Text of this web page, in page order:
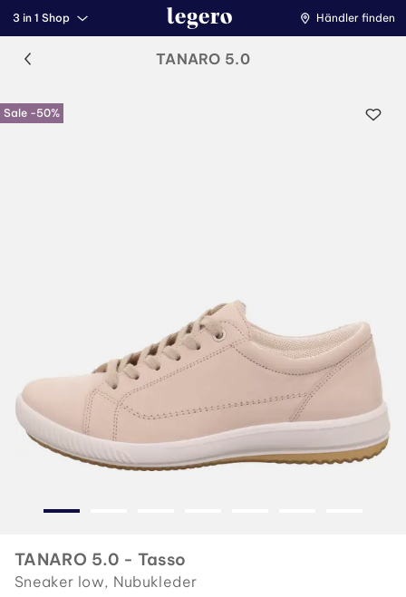
3 in 1 Shop Händler finden
TANARO 5.0
Sale -50%
TANARO 5.0 - Tasso
Sneaker low, Nubukleder